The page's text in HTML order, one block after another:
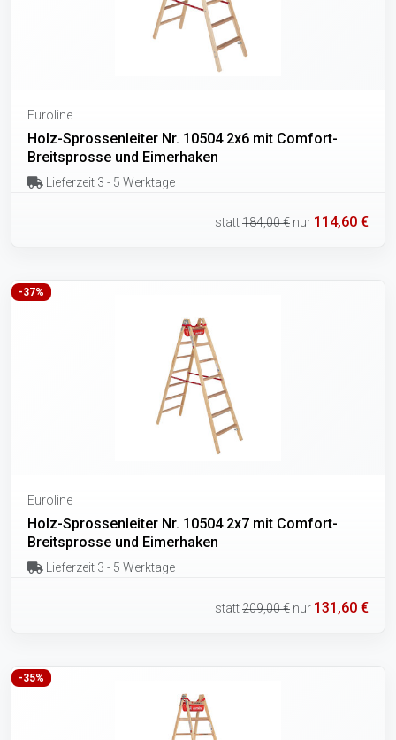
Euroline
Holz-Sprossenleiter Nr. 10504 2x6 mit Comfort-
Breitsprosse und Eimerhaken
Lieferzeit 3 - 5 Werktage
statt184,00 € nur 114,60 €
-37%
Euroline
Holz-Sprossenleiter Nr. 10504 2x7 mit Comfort-
Breitsprosse und Eimerhaken
Lieferzeit 3 - 5 Werktage
statt209,00 € nur 131,60 €
-35%